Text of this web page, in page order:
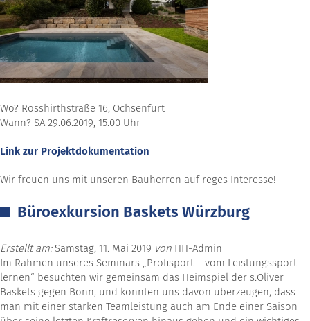
Wo? Rosshirthstraße 16, Ochsenfurt
Wann? SA 29.06.2019, 15.00 Uhr
Link zur Projektdokumentation
Wir freuen uns mit unseren Bauherren auf reges Interesse!
Büroexkursion Baskets Würzburg
Erstellt am:Samstag, 11. Mai 2019 von HH-Admin
Im Rahmen unseres Seminars „Profisport – vom Leistungssport
lernen“ besuchten wir gemeinsam das Heimspiel der s.Oliver
Baskets gegen Bonn, und konnten uns davon überzeugen, dass
man mit einer starken Teamleistung auch am Ende einer Saison